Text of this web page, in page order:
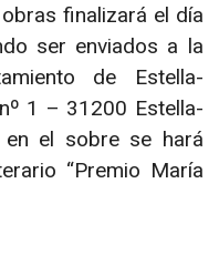
finalizará el día
ser enviados a la
de Estella-
1 – 31200 Estella-
el sobre se hará
“Premio María